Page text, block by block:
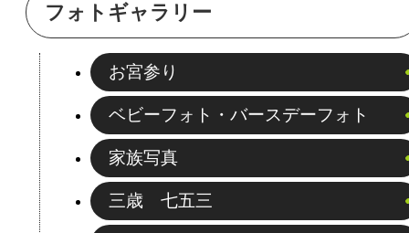
フォトギャラリー
お宮参り
ベビーフォト・バースデーフォト
家族写真
三歳 七五三